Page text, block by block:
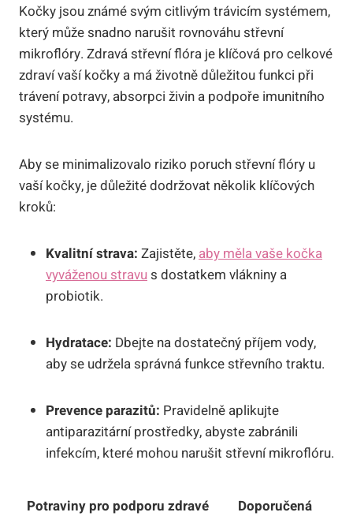
Kočky jsou známé svým citlivým trávicím systémem,
který může snadno narušit rovnováhu střevní
mikroflóry. Zdravá střevní flóra je klíčová pro celkové
zdraví vaší kočky a má životně důležitou funkci při
trávení potravy, absorpci živin a podpoře imunitního
systému.
Aby se minimalizovalo riziko poruch střevní flóry u
vaší kočky, je důležité dodržovat několik klíčových
kroků:
Kvalitní strava: Zajistěte, aby měla vaše kočka
vyváženou stravus dostatkem vlákniny a
probiotik.
Hydratace: Dbejte na dostatečný příjem vody,
aby se udržela správná funkce střevního traktu.
Prevence parazitů: Pravidelně aplikujte
antiparazitární prostředky, abyste zabránili
infekcím, které mohou narušit střevní mikroflóru.
Potraviny pro podporu zdravé Doporučená